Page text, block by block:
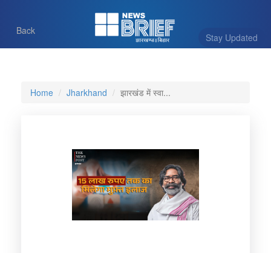
Stay Updated
Back
Home Jharkhand झारखंड में स्वा...